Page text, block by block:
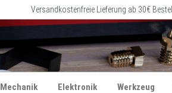
Versandkostenfreie Lieferung ab 30€
Mechanik Elektronik Werkzeug